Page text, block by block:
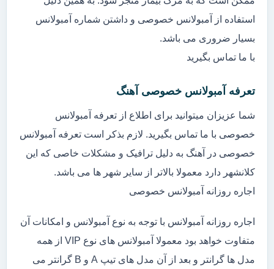
استفاده از آمبولانس خصوصی و داشتن شماره آمبولانس
بسیار ضروری می باشد.
با ما تماس بگیرید
تعرفه آمبولانس خصوصی آهنگ
شما عزیزان میتوانید برای اطلاع از تعرفه آمبولانس
خصوصی با ما تماس بگیرید. لازم بذکر است تعرفه آمبولانس
خصوصی در آهنگ به دلیل ترافیک و مشکلات خاصی که این
کلانشهر دارد معمولا بالاتر از سایر شهر ها می باشد.
اجاره روزانه آمبولانس خصوصی
اجاره روزانه آمبولانس با توجه به نوع آمبولانس و امکانات آن
متفاوت خواهد بود معمولا آمبولانس های نوع VIP از همه
مدل ها گرانتر و بعد از آن مدل های تیپ A و B گرانتر می